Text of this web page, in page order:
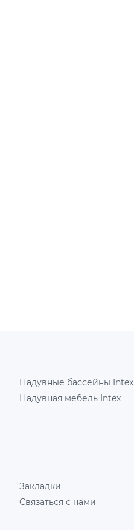
Надувные бассейны Intex
Надувная мебель Intex
Закладки
Связаться с нами